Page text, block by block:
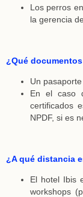
Los perros
la gerencia
¿Qué
Un
En el caso
certificados
NPDF, si es
¿A qué distancia
El hotel Ibis
workshops